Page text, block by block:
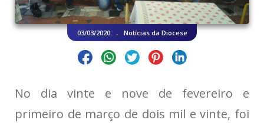
03/03/2020 . Notícias da Diocese
No dia vinte e nove de fevereiro e
primeiro de março de dois mil e vinte, foi